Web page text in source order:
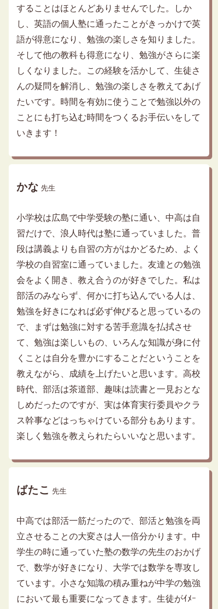
することはほとんどありませんでした。しか
し、英語の個人塾に通ったことがきっかけで英
語が得意になり、勉強の楽しさを知りました。
そして他の教科も得意になり、勉強がさらに楽
しくなりました。この経験を活かして、生徒さ
んの疑問を解消し、勉強の楽しさを教えてあげ
たいです。時間を有効に使うことで勉強以外の
ことにも打ち込む時間をつくるお手伝いをして
いきます！
かな 先生
小学校は広島で中学受験の塾に通い、中高は自
習だけで、浪人時代は塾に通っていました。普
段は講義よりも自習の方がはかどるため、よく
学校の自習室に通っていました。友達との勉強
会をよく開き、教え合うのが好きでした。私は
部活のみならず、何かに打ち込んでいる人は、
勉強を好きになれば必ず伸びると思っているの
で、まずは勉強に対する苦手意識を払拭させ
て、勉強は楽しいもの、いろんな知識が身に付
くことは自分を豊かにすることだということを
教えながら、成績を上げたいと思います。高校
時代、部活は茶道部、趣味は読書と一見おとな
しめだったのですが、実は体育実行委員やクラ
ス幹事などはっちゃけている部分もあります。
楽しく勉強を教えられたらいいなと思います。
ばたこ 先生
中高では部活一筋だったので、部活と勉強を両
立させることの大変さは人一倍分かります。中
学生の時に通っていた塾の数学の先生のおかげ
で、数学が好きになり、大学では数学を専攻し
ています。小さな知識の積み重ねが中学の勉強
において最も重要になってきます。生徒がｲﾒｰ